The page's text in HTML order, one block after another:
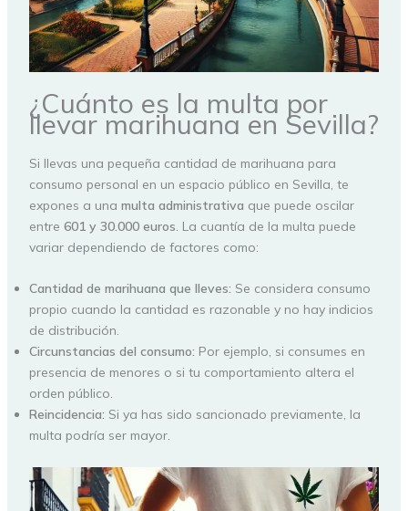
¿Cuánto es la multa por
llevar marihuana en Sevilla?
Si llevas una pequeña cantidad de marihuana para
consumo personal en un espacio público en Sevilla, te
expones a una multa administrativa que puede oscilar
entre 601 y 30.000 euros. La cuantía de la multa puede
variar dependiendo de factores como:
Cantidad de marihuana que lleves: Se considera consumo
propio cuando la cantidad es razonable y no hay indicios
de distribución.
Circunstancias del consumo: Por ejemplo, si consumes en
presencia de menores o si tu comportamiento altera el
orden público.
Reincidencia: Si ya has sido sancionado previamente, la
multa podría ser mayor.